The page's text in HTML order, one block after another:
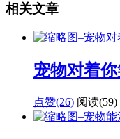
相关文章
宠物对着
点赞(26) 阅读(59)